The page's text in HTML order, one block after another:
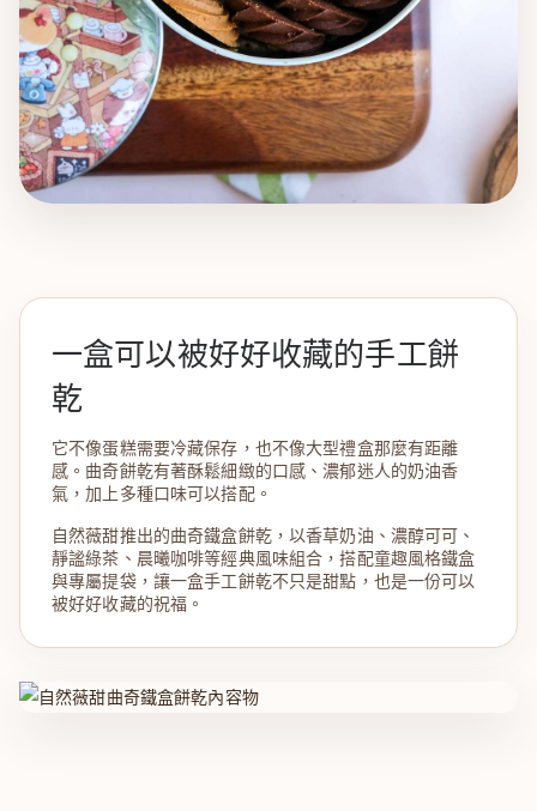
一盒可以被好好收藏的手工餅
乾
它不像蛋糕需要冷藏保存，也不像大型禮盒那麼有距離
感。曲奇餅乾有著酥鬆細緻的口感、濃郁迷人的奶油香
氣，加上多種口味可以搭配。
自然薇甜推出的曲奇鐵盒餅乾，以香草奶油、濃醇可可、
靜謐綠茶、晨曦咖啡等經典風味組合，搭配童趣風格鐵盒
與專屬提袋，讓一盒手工餅乾不只是甜點，也是一份可以
被好好收藏的祝福。